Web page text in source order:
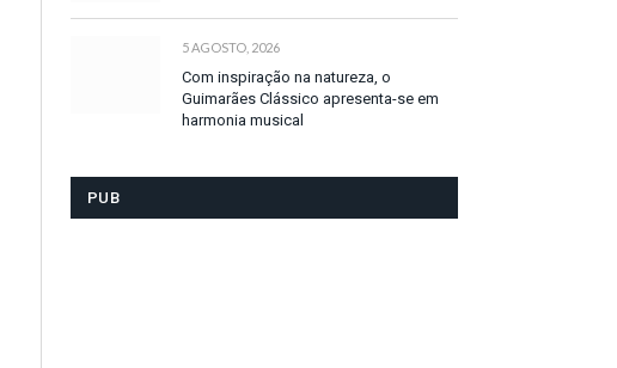
5 AGOSTO, 2026
Com inspiração na natureza, o
Guimarães Clássico apresenta-se em
harmonia musical
PUB